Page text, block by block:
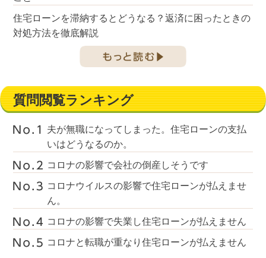
住宅ローンを滞納するとどうなる？返済に困ったときの
対処方法を徹底解説
質問閲覧ランキング
夫が無職になってしまった。住宅ローンの支払
いはどうなるのか。
コロナの影響で会社の倒産しそうです
コロナウイルスの影響で住宅ローンが払えませ
ん。
コロナの影響で失業し住宅ローンが払えません
コロナと転職が重なり住宅ローンが払えません